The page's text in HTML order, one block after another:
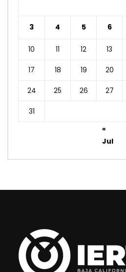
3 4 5 6
10 11 12 13
17 18 19 20
24 25 26 27
31
«
Jul